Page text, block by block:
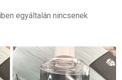
egyáltalán nincsenek